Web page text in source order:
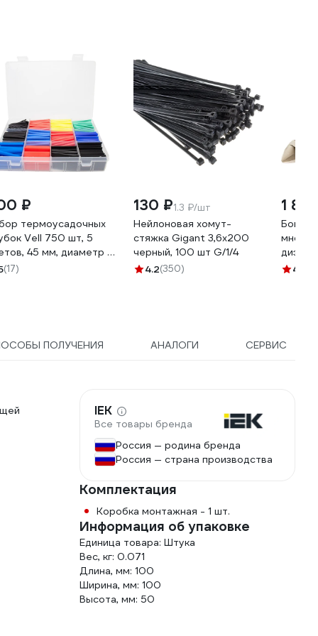
₽
термоусадочных
Vell 750 шт, 5
45 мм, диаметр 1-
1379612
(17)
130 ₽1.3 ₽/шт
Нейлоновая хомут-
стяжка Gigant 3,6х200
черный, 100 шт G/1/4
4.2(350)
1
4.9
ПОЛУЧЕНИЯ АНАЛОГИ СЕРВИС
IEK
Все товары бренда
Россия — родина бренда
Россия — страна производства
Комплектация
Коробка монтажная - 1 шт.
Информация об упаковке
Единица товара: Штука
Вес, кг: 0.071
Длина, мм: 100
Ширина, мм: 100
Высота, мм: 50